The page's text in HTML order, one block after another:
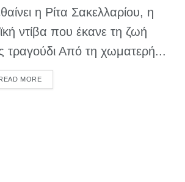
η Ρίτα Σακελλαρίου, η
ντίβα που έκανε τη ζωή
τραγούδι Από τη χωματερή...
MOREDETAILS